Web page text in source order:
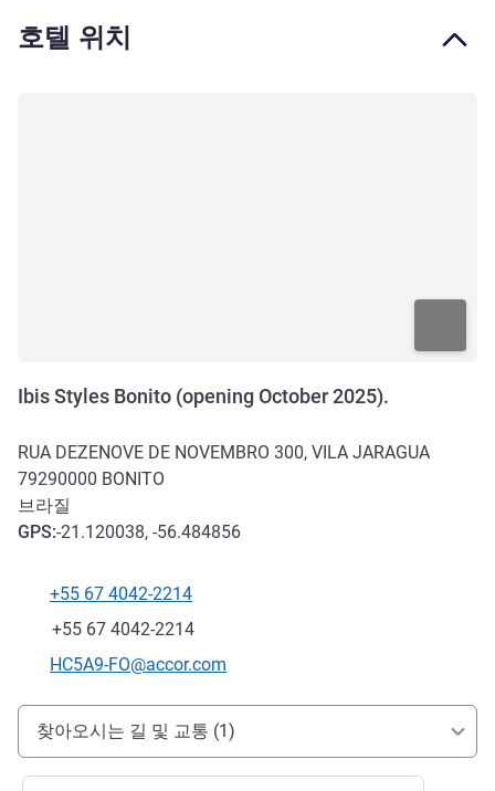
호텔 위치
Ibis Styles Bonito (opening October 2025).
RUA DEZENOVE DE NOVEMBRO 300, VILA JARAGUA
79290000 BONITO
브라질
GPS:-21.120038, -56.484856
전화
+55 67 4042-2214
팩스
+55 67 4042-2214
E-mail
HC5A9-FO@accor.com
호텔 접근 및 교통
찾아오시는 길 및 교통 (1)